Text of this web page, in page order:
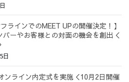
ラインでのMEET UPの開催決定！】
バーやお客様との対面の機会を創出＜
日
ンライン内定式を実施＜10月2日開催